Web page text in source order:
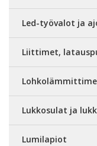
Led-työvalot ja
Liittimet,
Lukkosulat ja
Lumilapiot